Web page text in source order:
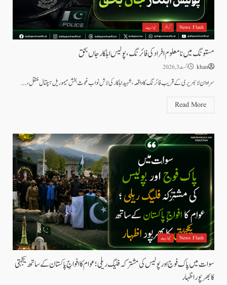
News Flash کرائم نیوز بیٹ
مستونگ میں نامعلوم افراد کی فائرنگ، پولیس اہلکار جاں بحق
khan اگست 3, 2026
سراوان لائبریری کے قریب فائرنگ کا واقعہ، شہید اہلکار کی لاش نواب غوث بخش میموریل ہسپتال منتقل،...
Read More
News Flash نیوز بیٹ
سوات میں پاک فوج اور پولیس کی مشترکہ فلیگ ریلی؛ عوام کا افواجِ پاکستان کے ساتھ یکجہتی
کا بھرپور اظہار